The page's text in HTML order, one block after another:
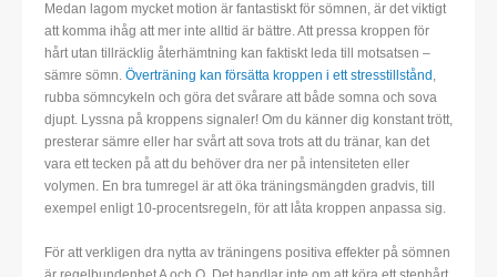
Medan lagom mycket motion är fantastiskt för sömnen, är det viktigt
att komma ihåg att mer inte alltid är bättre. Att pressa kroppen för
hårt utan tillräcklig återhämtning kan faktiskt leda till motsatsen –
sämre sömn. Överträning kan försätta kroppen i ett stresstillstånd ,
rubba sömncykeln och göra det svårare att både somna och sova
djupt. Lyssna på kroppens signaler! Om du känner dig konstant trött,
presterar sämre eller har svårt att sova trots att du tränar, kan det
vara ett tecken på att du behöver dra ner på intensiteten eller
volymen. En bra tumregel är att öka träningsmängden gradvis, till
exempel enligt 10-procentsregeln, för att låta kroppen anpassa sig.
För att verkligen dra nytta av träningens positiva effekter på sömnen